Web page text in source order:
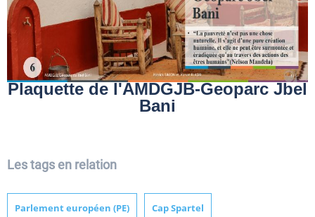
Plaquette de l'AMDGJB-Geoparc Jbel
Bani
Les tags en relation
Parlement européen (PE) Cap Spartel